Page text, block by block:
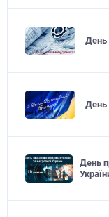
День
День
День